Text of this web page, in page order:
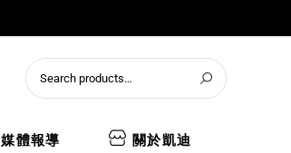
媒體報導 關於凱迪